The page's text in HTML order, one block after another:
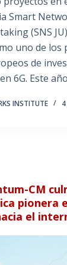
Smart
(SNS
uno de los
de
6G. Este
INSTITUTE
CM
pionera
el